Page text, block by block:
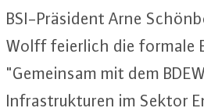
BSI-Prä­si­dent Arne
Wolff feierlich die formale
"Gemeinsam mit dem
In­fra­struk­tu­ren im Sektor